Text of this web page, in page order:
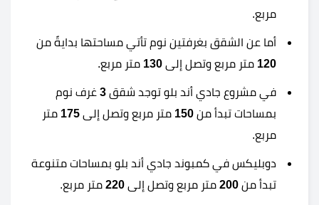
مربع.
أما عن الشقق بغرفتين نوم تأتي مساحتها بدايةً من
120 متر مربع وتصل إلى 130 متر مربع.
في مشروع جادي أند بلو توجد شقق 3 غرف نوم
بمساحات تبدأ من 150 متر مربع وتصل إلى 175 متر
مربع.
دوبليكس في كمبوند جادي أند بلو بمساحات متنوعة
تبدأ من 200 متر مربع وتصل إلى 220 متر مربع.